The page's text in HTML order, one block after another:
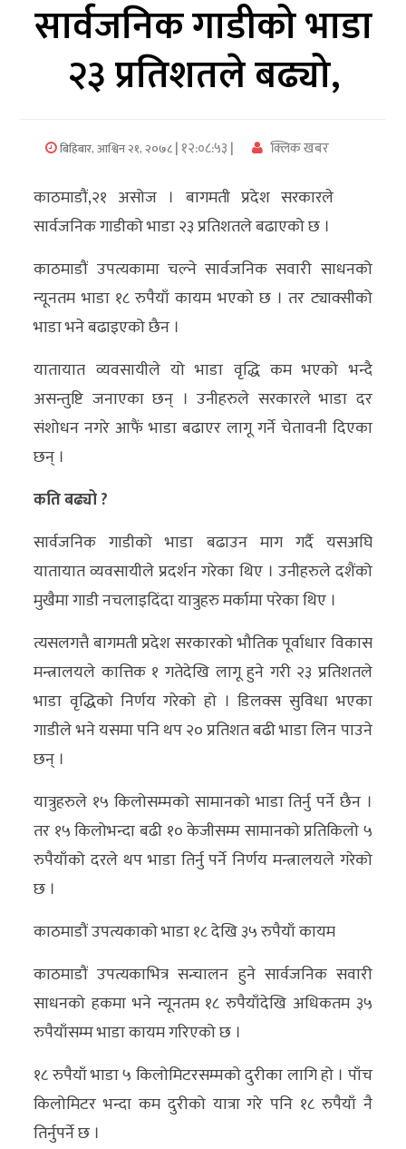
अर्थ/
विज्ञान
अन्तरर्वार्ता
विचार/
ब्लग
खेलकुद
रोचक
अन्य
क्लिक
खबर
राशिफल
फोटो
ग्यालरी
भिडियो
सार्वजनिक गाडीको भाडा
२३ प्रतिशतले बढ्यो,
बिहिबार, आश्विन २१, २०७८| १२:०८:५३ | क्लिक खबर
काठमाडौं,२१ असोज । बागमती प्रदेश सरकारले
सार्वजनिक गाडीको भाडा २३ प्रतिशतले बढाएको छ ।
काठमाडौं उपत्यकामा चल्ने सार्वजनिक सवारी साधनको
न्यूनतम भाडा १८ रुपैयाँ कायम भएको छ । तर ट्याक्सीको
भाडा भने बढाइएको छैन ।
यातायात व्यवसायीले यो भाडा वृद्धि कम भएको भन्दै
असन्तुष्टि जनाएका छन् । उनीहरुले सरकारले भाडा दर
संशोधन नगरे आफैं भाडा बढाएर लागू गर्ने चेतावनी दिएका
छन् ।
कति बढ्यो ?
सार्वजनिक गाडीको भाडा बढाउन माग गर्दै यसअघि
यातायात व्यवसायीले प्रदर्शन गरेका थिए । उनीहरुले दशैंको
मुखैमा गाडी नचलाइदिंदा यात्रुहरु मर्कामा परेका थिए ।
त्यसलगत्तै बागमती प्रदेश सरकारको भौतिक पूर्वाधार विकास
मन्त्रालयले कात्तिक १ गतेदेखि लागू हुने गरी २३ प्रतिशतले
भाडा वृद्धिको निर्णय गरेको हो । डिलक्स सुविधा भएका
गाडीले भने यसमा पनि थप २० प्रतिशत बढी भाडा लिन पाउने
छन् ।
यात्रुहरुले १५ किलोसम्मको सामानको भाडा तिर्नु पर्ने छैन ।
तर १५ किलोभन्दा बढी १० केजीसम्म सामानको प्रतिकिलो ५
रुपैयाँको दरले थप भाडा तिर्नु पर्ने निर्णय मन्त्रालयले गरेको
छ ।
काठमाडौं उपत्यकाको भाडा १८ देखि ३५ रुपैयाँ कायम
काठमाडौं उपत्यकाभित्र सन्चालन हुने सार्वजनिक सवारी
साधनको हकमा भने न्यूनतम १८ रुपैयाँदेखि अधिकतम ३५
रुपैयाँसम्म भाडा कायम गरिएको छ ।
१८ रुपैयाँ भाडा ५ किलोमिटरसम्मको दुरीका लागि हो । पाँच
किलोमिटर भन्दा कम दुरीको यात्रा गरे पनि १८ रुपैयाँ नै
तिर्नुपर्ने छ ।